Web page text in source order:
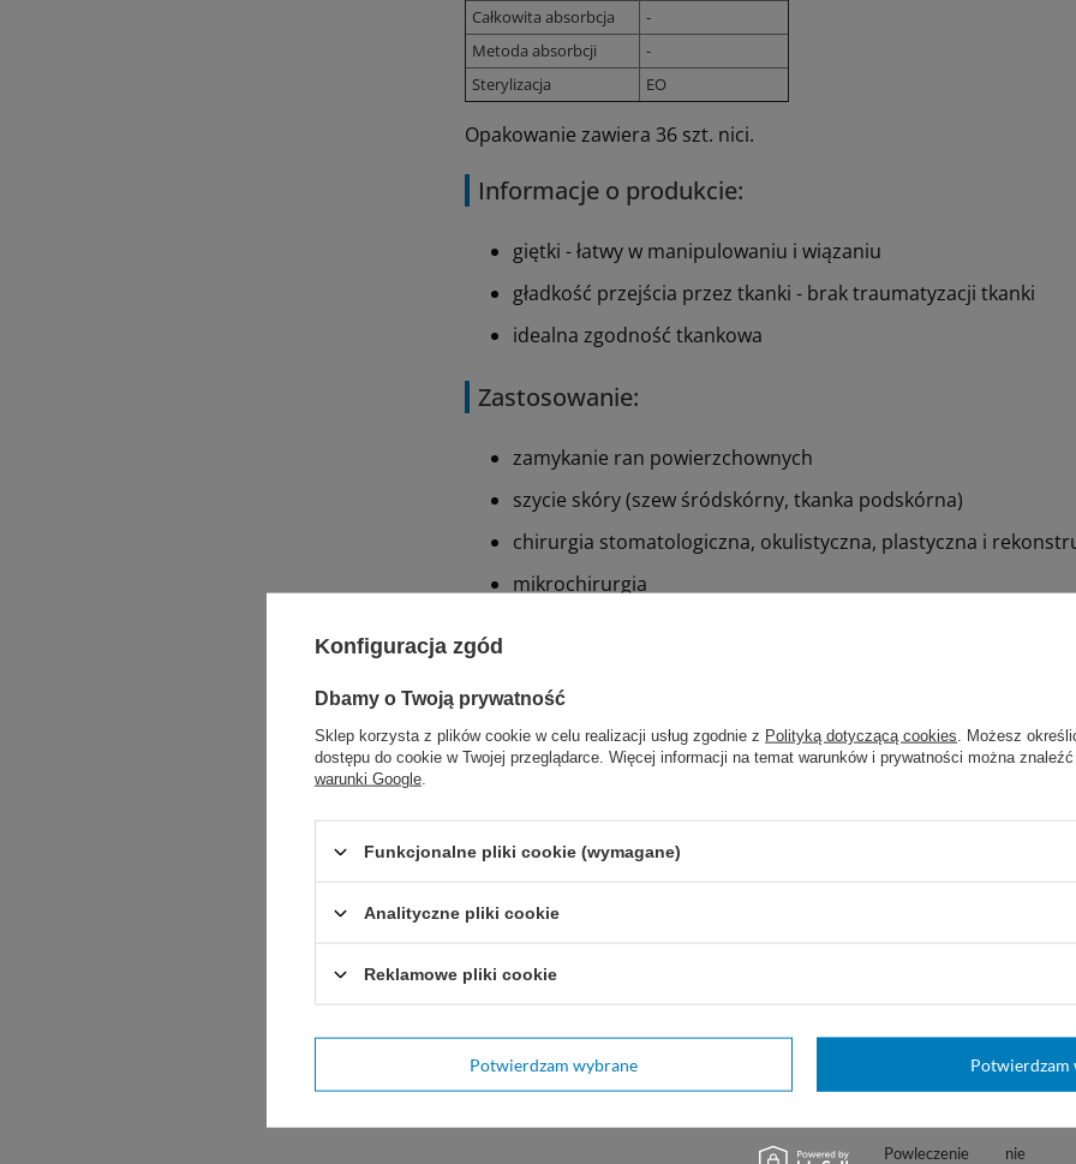
Całkowita absorbcja
-
Metoda absorbcji
-
Sterylizacja
EO
Opakowanie zawiera 36 szt. nici.
Informacje o produkcie:
giętki - łatwy w manipulowaniu i wiązaniu
gładkość przejścia przez tkanki - brak traumatyzacji tkanki
idealna zgodność tkankowa
Zastosowanie:
zamykanie ran powierzchownych
szycie skóry (szew śródskórny, tkanka podskórna)
chirurgia stomatologiczna, okulistyczna, plastyczna i
mikrochirurgia
Polecane działy
REF
Powleczenie
nie
Konfiguracja zgód
Dbamy o Twoją prywatność
Sklep korzysta z plików cookie w celu realizacji usług zgodnie z Polityką dotyczącą cookies . Możesz
dostępu do cookie w Twojej przeglądarce. Więcej informacji na temat warunków i prywatności można
warunki Google
Funkcjonalne pliki cookie (wymagane)
Analityczne pliki cookie
Reklamowe pliki cookie
Potwierdzam wybrane Potwierdzam